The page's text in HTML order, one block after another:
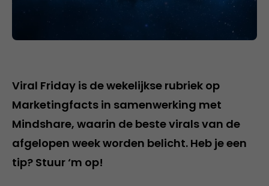
Viral Friday is de wekelijkse rubriek op
Marketingfacts in samenwerking met
Mindshare, waarin de beste virals van de
afgelopen week worden belicht. Heb je een
tip? Stuur ‘m op!